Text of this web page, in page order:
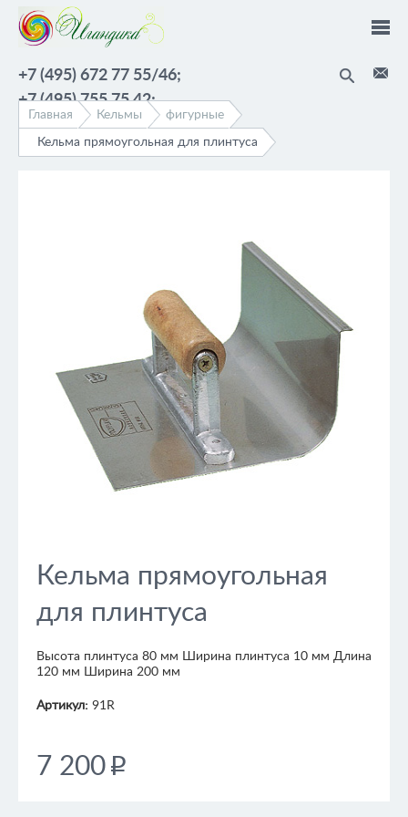
Перейти к основному содержанию
+7 (495) 672 77 55/46;
+7 (495) 755 75 42;
Главная Кельмы фигурные
Кельма прямоугольная для плинтуса
Кельма прямоугольная
для плинтуса
Высота плинтуса 80 мм Ширина плинтуса 10 мм Длина
120 мм Ширина 200 мм
Артикул: 91R
7 200 p